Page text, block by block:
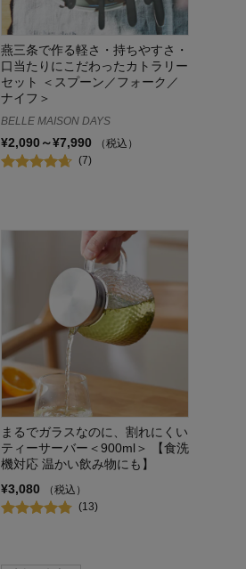
燕三条で作る軽さ・持ちやすさ・
口当たりにこだわったカトラリー
セット ＜スプーン／フォーク／
ナイフ＞
BELLE MAISON DAYS
¥2,090～¥7,990
（税込）
(7)
まるでガラスなのに、割れにくい
ティーサーバー＜900ml＞ 【食洗
機対応 温かい飲み物にも】
¥3,080
（税込）
(13)